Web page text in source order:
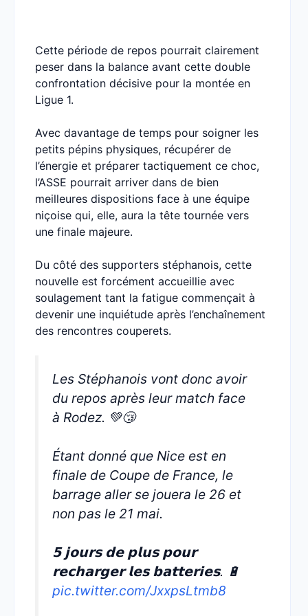
Cette période de repos pourrait clairement
peser dans la balance avant cette double
confrontation décisive pour la montée en
Ligue 1.
Avec davantage de temps pour soigner les
petits pépins physiques, récupérer de
l’énergie et préparer tactiquement ce choc,
l’ASSE pourrait arriver dans de bien
meilleures dispositions face à une équipe
niçoise qui, elle, aura la tête tournée vers
une finale majeure.
Du côté des supporters stéphanois, cette
nouvelle est forcément accueillie avec
soulagement tant la fatigue commençait à
devenir une inquiétude après l’enchaînement
des rencontres couperets.
Les Stéphanois vont donc avoir
du repos après leur match face
à Rodez. 💚😴
Étant donné que Nice est en
finale de Coupe de France, le
barrage aller se jouera le 26 et
non pas le 21 mai.
𝟱 𝗷𝗼𝘂𝗿𝘀 𝗱𝗲 𝗽𝗹𝘂𝘀 𝗽𝗼𝘂𝗿
𝗿𝗲𝗰𝗵𝗮𝗿𝗴𝗲𝗿 𝗹𝗲𝘀 𝗯𝗮𝘁𝘁𝗲𝗿𝗶𝗲𝘀. 🔋
pic.twitter.com/JxxpsLtmb8